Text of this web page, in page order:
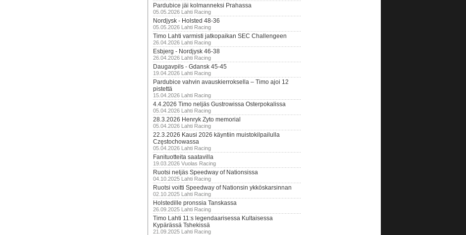
Pardubice jäi kolmanneksi Prahassa
05.05.2026 Lahti Racing
Nordjysk - Holsted 48-36
05.05.2026 Lahti Racing
Timo Lahti varmisti jatkopaikan SEC Challengeen
26.04.2026 Lahti Racing
Esbjerg - Nordjysk 46-38
26.04.2026 Lahti Racing
Daugavpils - Gdansk 45-45
19.04.2026 Lahti Racing
Pardubice vahvin avauskierroksella – Timo ajoi 12
pistettä
15.04.2026 Lahti Racing
4.4.2026 Timo neljäs Gustrowissa Osterpokalissa
05.04.2026 Lahti Racing
28.3.2026 Henryk Zyto memorial
05.04.2026 Lahti Racing
22.3.2026 Kausi 2026 käyntiin muistokilpailulla
Częstochowassa
05.04.2026 Lahti Racing
Fanituotteita saatavilla
19.03.2026 Vuolas Racing
Ruotsi neljäs Speedway of Nationsissa
04.10.2025 Lahti Racing
Ruotsi voitti Speedway of Nationsin ykköskarsinnan
02.10.2025 Lahti Racing
Holstedille pronssia Tanskassa
26.09.2025 Lahti Racing
Timo Lahti 11:s legendaarisessa Kultaisessa
Kypärässä Tshekissä
21.09.2025 Lahti Racing